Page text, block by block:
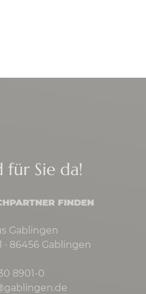
für Sie da!
FINDEN
Gablingen
· 86456 Gablingen
8901-0